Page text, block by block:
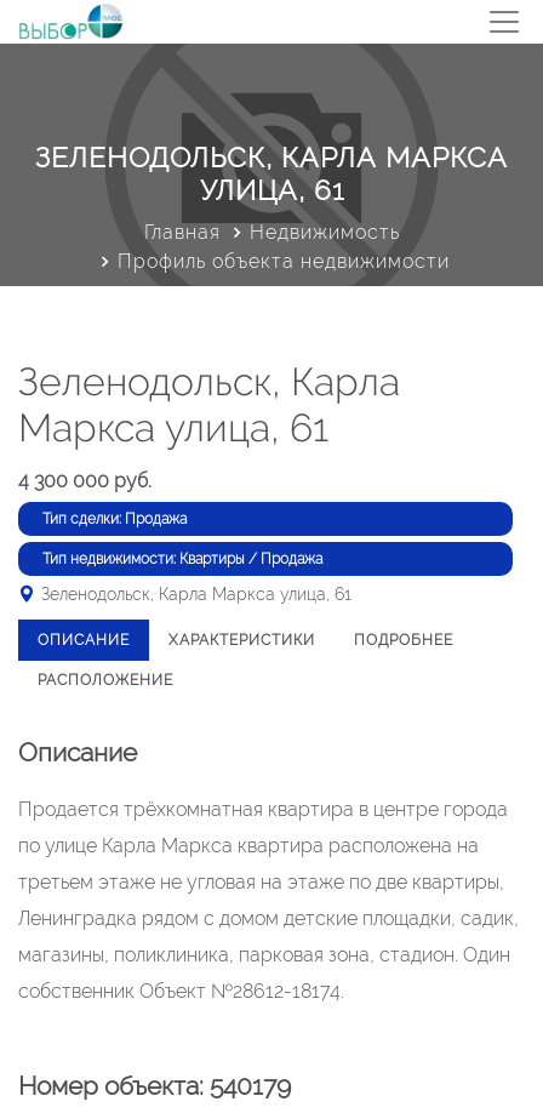
ЗЕЛЕНОДОЛЬСК, КАРЛА МАРКСА
УЛИЦА, 61
Главная
Недвижимость
Профиль объекта недвижимости
Зеленодольск, Карла
Маркса улица, 61
4 300 000 руб.
Тип сделки: Продажа
Тип недвижимости: Квартиры / Продажа
Зеленодольск, Карла Маркса улица, 61
ОПИСАНИЕ ХАРАКТЕРИСТИКИ ПОДРОБНЕЕ
РАСПОЛОЖЕНИЕ
Описание
Продается трёхкомнатная квартира в центре города
по улице Карла Маркса квартира расположена на
третьем этаже не угловая на этаже по две квартиры,
Ленинградка рядом с домом детские площадки, садик,
магазины, поликлиника, парковая зона, стадион. Один
собственник Объект №28612-18174.
Номер объекта: 540179